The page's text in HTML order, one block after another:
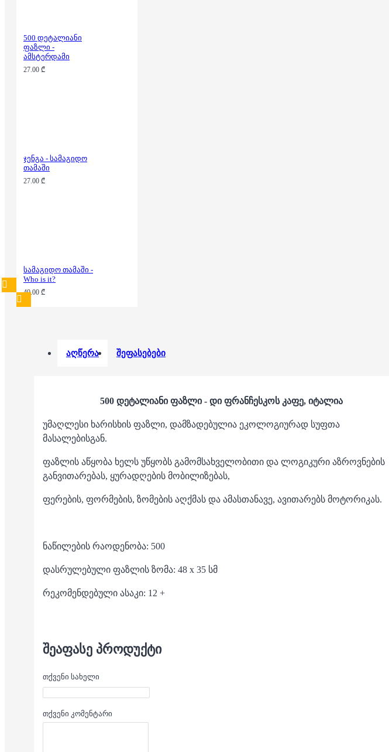
500 დეტალიანი
ფაზლი -
ამსტერდამი
27.00 ₾
ჯენგა - სამაგიდო
თამაში
27.00 ₾
სამაგიდო თამაში -
Who is it?
40.00 ₾
აღწერა შეფასებები
500 დეტალიანი ფაზლი - დი ფრანჩესკოს კაფე, იტალია
უმაღლესი ხარისხის ფაზლი, დამზადებულია ეკოლოგიურად სუფთა
მასალებისგან.
ფაზლის აწყობა ხელს უწყობს გამომსახველობითი და ლოგიკური აზროვნების
განვითარებას, ყურადღების მობილიზებას,
ფერების, ფორმების, ზომების აღქმას და ამასთანავე, ავითარებს მოტორიკას.
ნაწილების რაოდენობა: 500
დასრულებული ფაზლის ზომა: 48 x 35 სმ
რეკომენდებული ასაკი: 12 +
ᲨᲔᲐᲤᲐᲡᲔ ᲞᲠᲝᲓᲣᲥᲢᲘ
თქვენი სახელი
თქვენი კომენტარი